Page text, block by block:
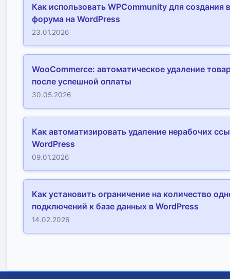
Как использовать WPCommunity для создания
форума на WordPress
23.01.2026
WooCommerce: автоматическое удаление
после успешной оплаты
30.05.2026
Как автоматизировать удаление нерабочих
WordPress
09.01.2026
Как установить ограничение на количество
подключений к базе данных в WordPress
14.02.2026